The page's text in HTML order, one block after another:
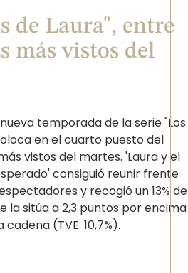
de Laura", entre
más vistos del
temporada de la serie "Los
en el cuarto puesto del
vistos del martes. 'Laura y el
consiguió reunir frente
y recogió un 13% de
la sitúa a 2,3 puntos por encima
(TVE: 10,7%).